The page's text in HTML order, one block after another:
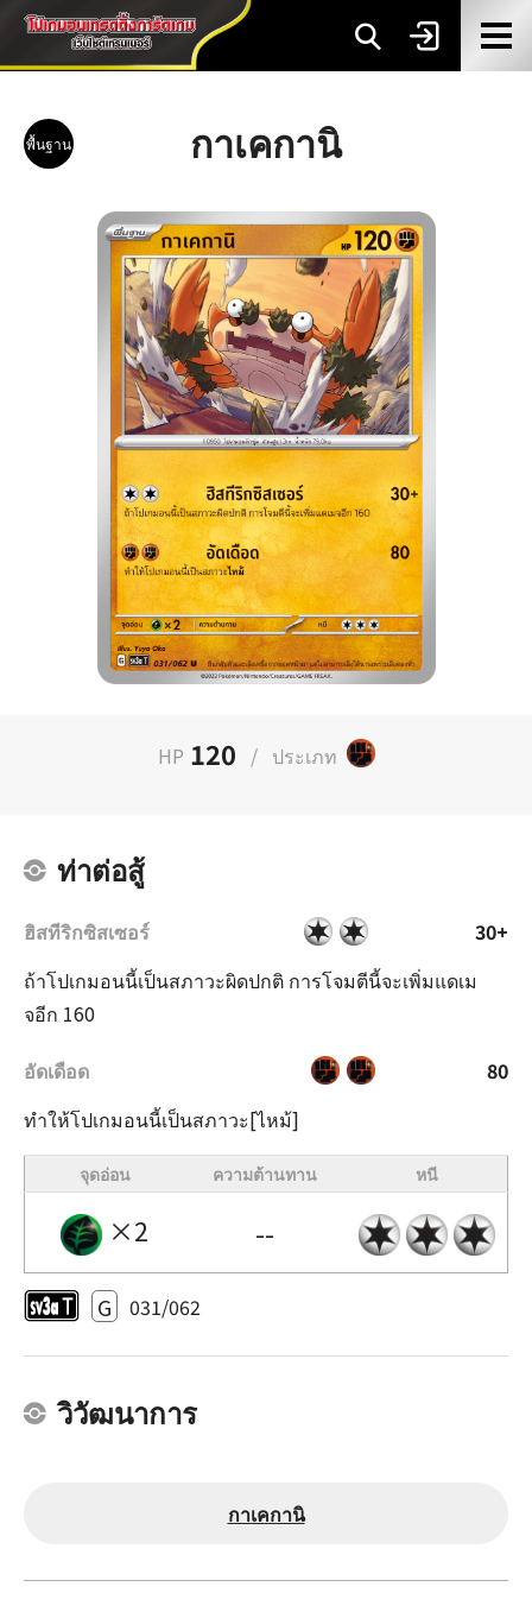
พื้นฐาน กาเคกานิ
HP 120 / ประเภท
ท่าต่อสู้
ฮิสทีริกซิสเซอร์
30+
ถ้าโปเกมอนนี้เป็นสภาวะผิดปกติ การโจมตีนี้จะเพิ่มแดเม
จอีก 160
อัดเดือด
80
ทำให้โปเกมอนนี้เป็นสภาวะ[ไหม้]
จุดอ่อน ความต้านทาน หนี
×2 --
G 031/062
วิวัฒนาการ
กาเคกานิ